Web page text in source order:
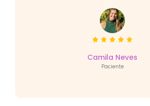
Camila Neves
Paciente